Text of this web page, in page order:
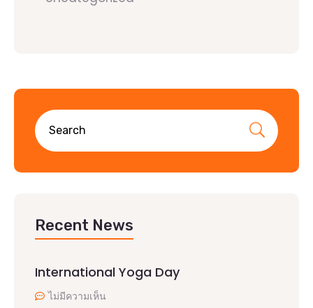
Recent News
International Yoga Day
ไม่มีความเห็น